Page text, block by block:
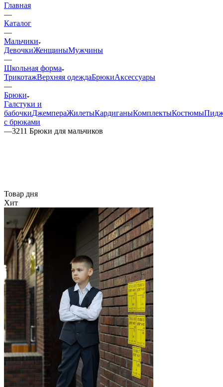
Главная
—
Каталог
—
Мальчики
ДевочкиЖенщиныМужчины
—
Школьная форма
ТрикотажВерхняя одеждаБрюкиАксессуары
—
Брюки
Галстуки и
бабочкиДжемпераЖилетыКардиганыКомплектыКостюмы
с брюками
—3211 Брюки для мальчиков
Товар дня
Хит